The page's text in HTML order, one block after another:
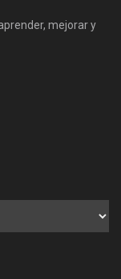
mejorar y